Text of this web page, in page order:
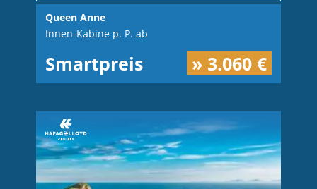
Queen Anne
Innen-Kabine p. P. ab
Smartpreis » 3.060 €